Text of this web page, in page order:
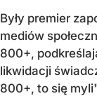
Były premier
mediów
800+,
likwidacji
800+, to się